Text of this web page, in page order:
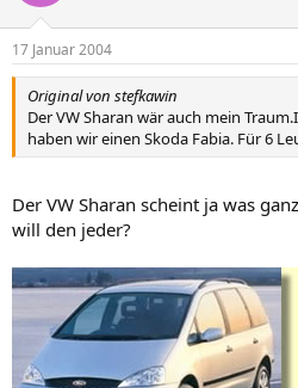
17 Januar 2004
Original von stefkawin
Der VW Sharan wär auch mein
haben wir einen Skoda Fabia. Für 6
Der VW Sharan scheint ja was
will den jeder?